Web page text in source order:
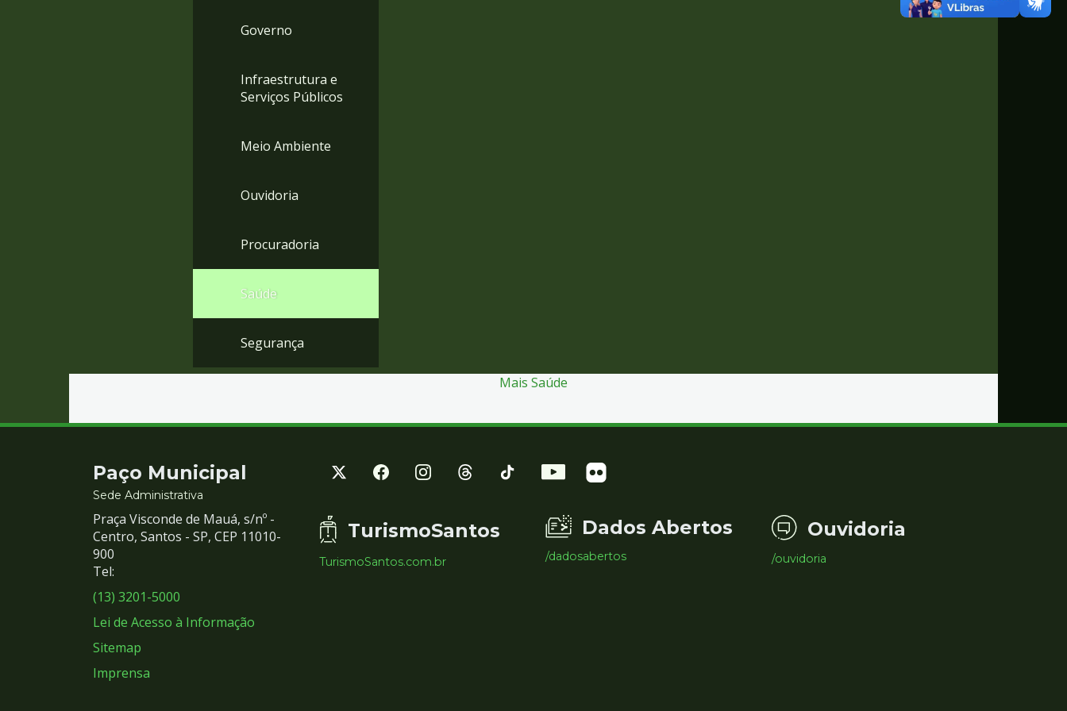
Governo
Infraestrutura e
Serviços Públicos
Meio Ambiente
Ouvidoria
Procuradoria
Saúde
Segurança
Mais Saúde
Contato
e
Redes
Sociais
Paço Municipal
Sede Administrativa
Praça Visconde de Mauá, s/nº -
Centro, Santos - SP, CEP 11010-
900
Tel:
(13) 3201-5000
Lei de Acesso à Informação
Sitemap
Imprensa
TurismoSantos
TurismoSantos.com.br
Dados Abertos
/dadosabertos
Ouvidoria
/ouvidoria